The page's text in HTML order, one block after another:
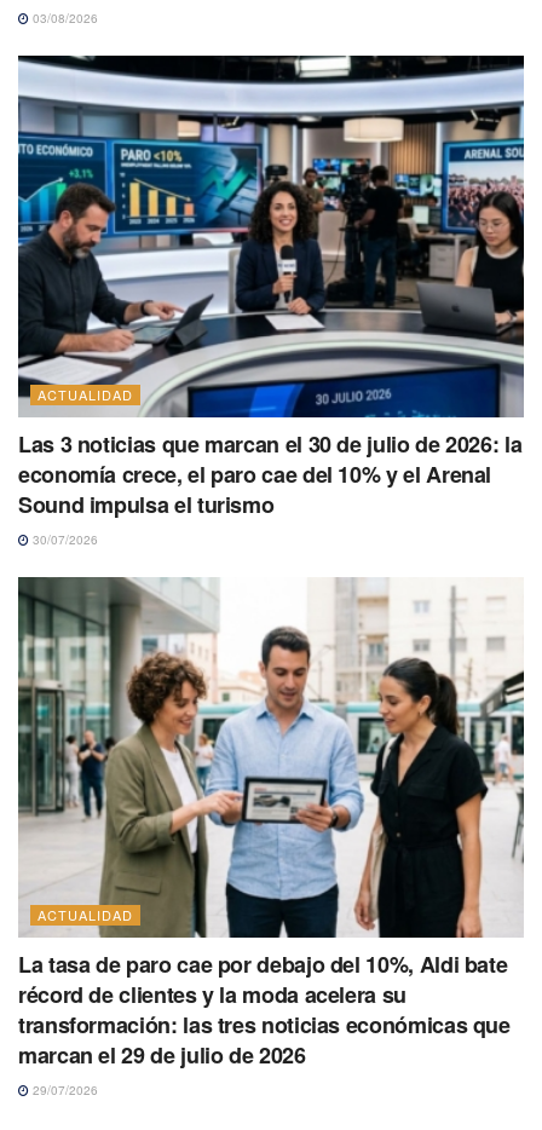
03/08/2026
ACTUALIDAD
Las 3 noticias que marcan el 30 de julio de 2026: la
economía crece, el paro cae del 10% y el Arenal
Sound impulsa el turismo
30/07/2026
ACTUALIDAD
La tasa de paro cae por debajo del 10%, Aldi bate
récord de clientes y la moda acelera su
transformación: las tres noticias económicas que
marcan el 29 de julio de 2026
29/07/2026